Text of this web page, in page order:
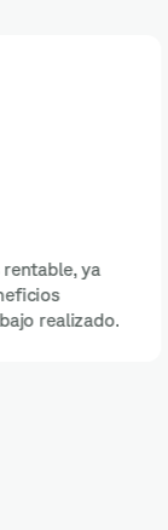
ya
realizado.